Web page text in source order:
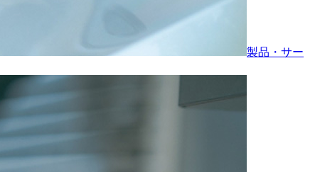
製品・サー